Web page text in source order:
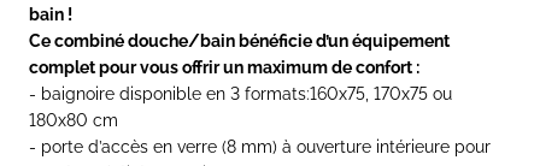
bain !
Ce combiné douche/bain bénéficie d’un équipement
complet pour vous offrir un maximum de confort :
- baignoire disponible en 3 formats:160x75, 170x75 ou
180x80 cm
- porte d’accès en verre (8 mm) à ouverture intérieure pour